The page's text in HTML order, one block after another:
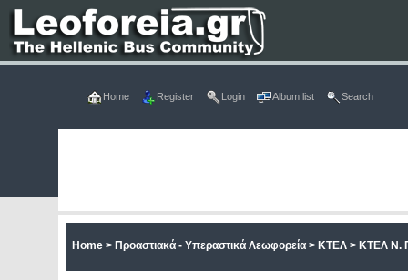
Home Register Login Album list Search
Home> Προαστιακά - Υπεραστικά Λεωφορεία> ΚΤΕΛ> ΚΤΕΛ Ν.